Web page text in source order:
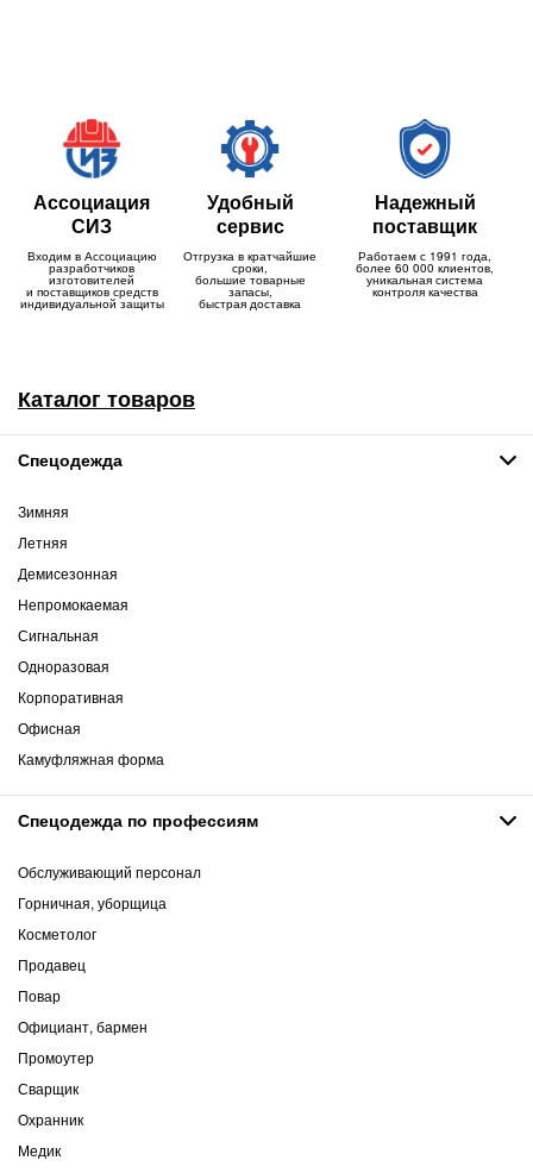
Ассоциация
СИЗ
Входим в Ассоциацию
разработчиков
изготовителей
и поставщиков средств
индивидуальной защиты
Удобный
сервис
Отгрузка в кратчайшие
сроки,
большие товарные
запасы,
быстрая доставка
Надежный
поставщик
Работаем с 1991 года,
более 60 000 клиентов,
уникальная система
контроля качества
Каталог товаров
Спецодежда
Зимняя
Летняя
Демисезонная
Непромокаемая
Сигнальная
Одноразовая
Корпоративная
Офисная
Камуфляжная форма
Спецодежда по профессиям
Обслуживающий персонал
Горничная, уборщица
Косметолог
Продавец
Повар
Официант, бармен
Промоутер
Сварщик
Охранник
Медик